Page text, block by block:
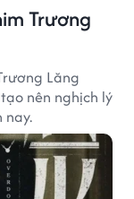
Trương
Lăng
nên nghịch lý
nay.